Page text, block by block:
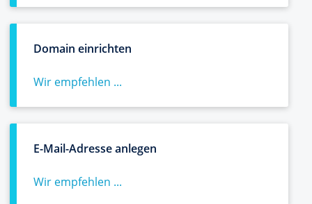
Domain einrichten
Wir empfehlen ...
E-Mail-Adresse anlegen
Wir empfehlen ...